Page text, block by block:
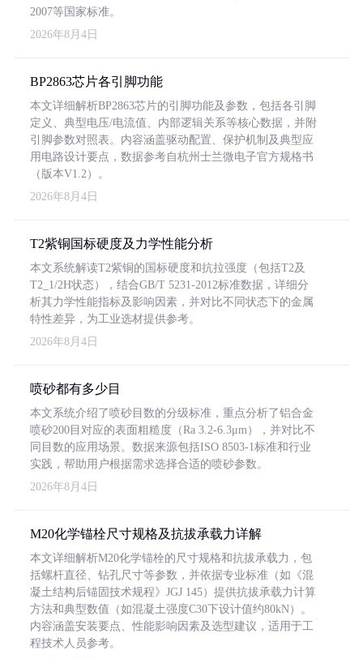
2007等国家标准。
2026年8月4日
BP2863芯片各引脚功能
本文详细解析BP2863芯片的引脚功能及参数，包括各引脚
定义、典型电压/电流值、内部逻辑关系等核心数据，并附
引脚参数对照表。内容涵盖驱动配置、保护机制及典型应
用电路设计要点，数据参考自杭州士兰微电子官方规格书
（版本V1.2）。
2026年8月4日
T2紫铜国标硬度及力学性能分析
本文系统解读T2紫铜的国标硬度和抗拉强度（包括T2及
T2_1/2H状态），结合GB/T 5231-2012标准数据，详细分
析其力学性能指标及影响因素，并对比不同状态下的金属
特性差异，为工业选材提供参考。
2026年8月4日
喷砂都有多少目
本文系统介绍了喷砂目数的分级标准，重点分析了铝合金
喷砂200目对应的表面粗糙度（Ra 3.2-6.3μm），并对比不
同目数的应用场景。数据来源包括ISO 8503-1标准和行业
实践，帮助用户根据需求选择合适的喷砂参数。
2026年8月4日
M20化学锚栓尺寸规格及抗拔承载力详解
本文详细解析M20化学锚栓的尺寸规格和抗拔承载力，包
括螺杆直径、钻孔尺寸等参数，并依据专业标准（如《混
凝土结构后锚固技术规程》JGJ 145）提供抗拔承载力计算
方法和典型数值（如混凝土强度C30下设计值约80kN）。
内容涵盖安装要点、性能影响因素及选型建议，适用于工
程技术人员参考。